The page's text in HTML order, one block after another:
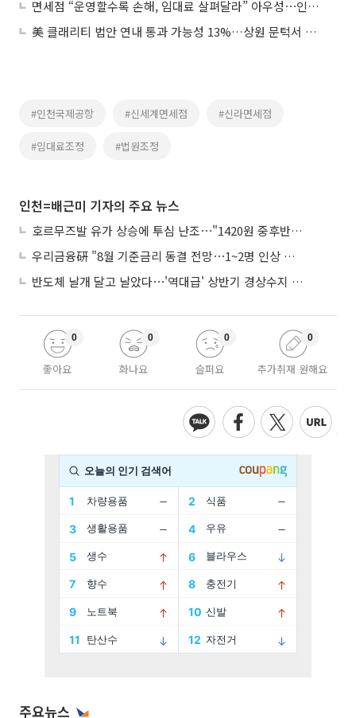
면세점 “운영할수록 손해, 임대료 살펴달라” 아우성⋯인천공항은 ‘나몰라라’
美 클래리티 법안 연내 통과 가능성 13%…상원 문턱서 제동
#인천국제공항 #신세계면세점 #신라면세점
#임대료조정 #법원조정
인천=배근미 기자의 주요 뉴스
호르무즈발 유가 상승에 투심 난조⋯"1420원 중후반 등락"
우리금융硏 "8월 기준금리 동결 전망⋯1~2명 인상 소수의견 낼 것"
반도체 날개 달고 날았다⋯'역대급' 상반기 경상수지 흑자 2000억달러 육박
좋아요
0
화나요
0
슬퍼요
0
추가취재 원해요
0
주요뉴스